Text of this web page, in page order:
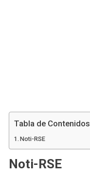
Tabla de Contenidos
Noti-RSE
Noti-RSE